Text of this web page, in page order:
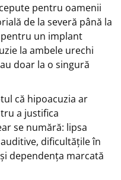
pentru oamenii
de la severă până la
un implant
la ambele urechi
doar la o singură
că hipoacuzia ar
a justifica
se numără: lipsa
dificultățile în
dependența marcată